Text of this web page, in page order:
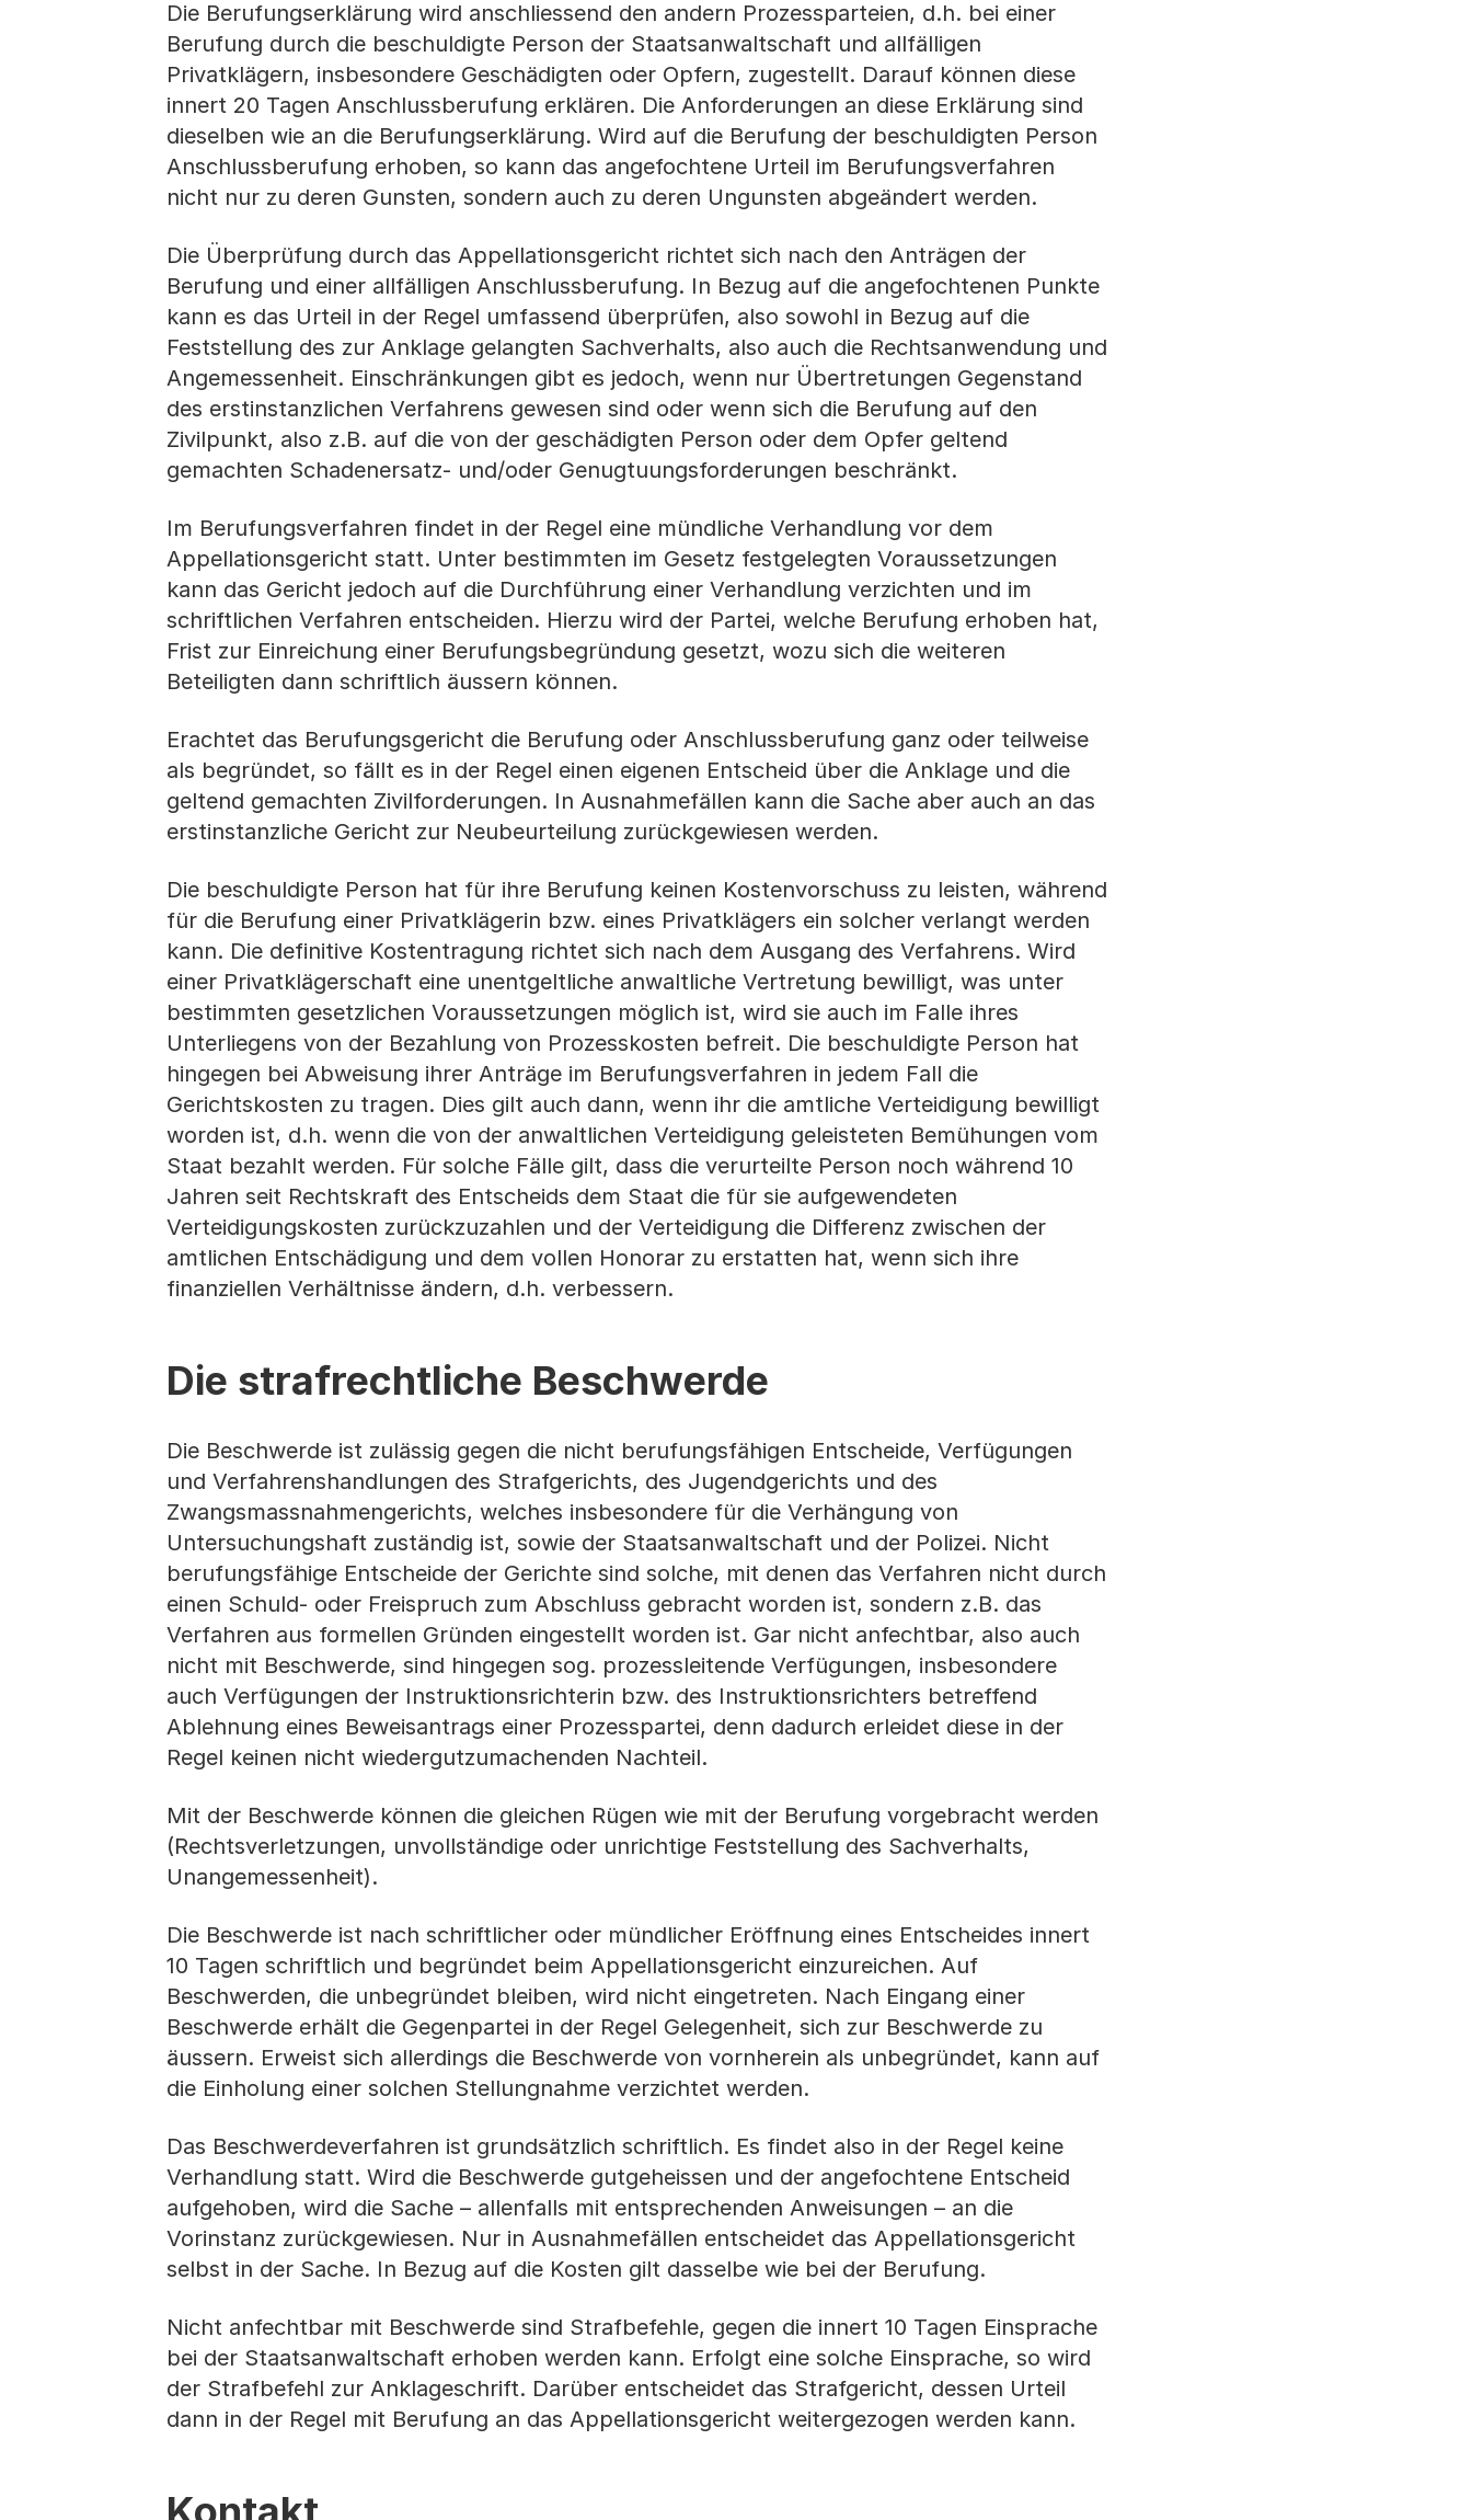
Die Berufungserklärung wird anschliessend den andern Prozessparteien, d.h. bei einer
Berufung durch die beschuldigte Person der Staatsanwaltschaft und allfälligen
Privatklägern, insbesondere Geschädigten oder Opfern, zugestellt. Darauf können diese
innert 20 Tagen Anschlussberufung erklären. Die Anforderungen an diese Erklärung sind
dieselben wie an die Berufungserklärung. Wird auf die Berufung der beschuldigten Person
Anschlussberufung erhoben, so kann das angefochtene Urteil im Berufungsverfahren
nicht nur zu deren Gunsten, sondern auch zu deren Ungunsten abgeändert werden.
Die Überprüfung durch das Appellationsgericht richtet sich nach den Anträgen der
Berufung und einer allfälligen Anschlussberufung. In Bezug auf die angefochtenen Punkte
kann es das Urteil in der Regel umfassend überprüfen, also sowohl in Bezug auf die
Feststellung des zur Anklage gelangten Sachverhalts, also auch die Rechtsanwendung und
Angemessenheit. Einschränkungen gibt es jedoch, wenn nur Übertretungen Gegenstand
des erstinstanzlichen Verfahrens gewesen sind oder wenn sich die Berufung auf den
Zivilpunkt, also z.B. auf die von der geschädigten Person oder dem Opfer geltend
gemachten Schadenersatz- und/oder Genugtuungsforderungen beschränkt.
Im Berufungsverfahren findet in der Regel eine mündliche Verhandlung vor dem
Appellationsgericht statt. Unter bestimmten im Gesetz festgelegten Voraussetzungen
kann das Gericht jedoch auf die Durchführung einer Verhandlung verzichten und im
schriftlichen Verfahren entscheiden. Hierzu wird der Partei, welche Berufung erhoben hat,
Frist zur Einreichung einer Berufungsbegründung gesetzt, wozu sich die weiteren
Beteiligten dann schriftlich äussern können.
Erachtet das Berufungsgericht die Berufung oder Anschlussberufung ganz oder teilweise
als begründet, so fällt es in der Regel einen eigenen Entscheid über die Anklage und die
geltend gemachten Zivilforderungen. In Ausnahmefällen kann die Sache aber auch an das
erstinstanzliche Gericht zur Neubeurteilung zurückgewiesen werden.
Die beschuldigte Person hat für ihre Berufung keinen Kostenvorschuss zu leisten, während
für die Berufung einer Privatklägerin bzw. eines Privatklägers ein solcher verlangt werden
kann. Die definitive Kostentragung richtet sich nach dem Ausgang des Verfahrens. Wird
einer Privatklägerschaft eine unentgeltliche anwaltliche Vertretung bewilligt, was unter
bestimmten gesetzlichen Voraussetzungen möglich ist, wird sie auch im Falle ihres
Unterliegens von der Bezahlung von Prozesskosten befreit. Die beschuldigte Person hat
hingegen bei Abweisung ihrer Anträge im Berufungsverfahren in jedem Fall die
Gerichtskosten zu tragen. Dies gilt auch dann, wenn ihr die amtliche Verteidigung bewilligt
worden ist, d.h. wenn die von der anwaltlichen Verteidigung geleisteten Bemühungen vom
Staat bezahlt werden. Für solche Fälle gilt, dass die verurteilte Person noch während 10
Jahren seit Rechtskraft des Entscheids dem Staat die für sie aufgewendeten
Verteidigungskosten zurückzuzahlen und der Verteidigung die Differenz zwischen der
amtlichen Entschädigung und dem vollen Honorar zu erstatten hat, wenn sich ihre
finanziellen Verhältnisse ändern, d.h. verbessern.
Die strafrechtliche Beschwerde
Die Beschwerde ist zulässig gegen die nicht berufungsfähigen Entscheide, Verfügungen
und Verfahrenshandlungen des Strafgerichts, des Jugendgerichts und des
Zwangsmassnahmengerichts, welches insbesondere für die Verhängung von
Untersuchungshaft zuständig ist, sowie der Staatsanwaltschaft und der Polizei. Nicht
berufungsfähige Entscheide der Gerichte sind solche, mit denen das Verfahren nicht durch
einen Schuld- oder Freispruch zum Abschluss gebracht worden ist, sondern z.B. das
Verfahren aus formellen Gründen eingestellt worden ist. Gar nicht anfechtbar, also auch
nicht mit Beschwerde, sind hingegen sog. prozessleitende Verfügungen, insbesondere
auch Verfügungen der Instruktionsrichterin bzw. des Instruktionsrichters betreffend
Ablehnung eines Beweisantrags einer Prozesspartei, denn dadurch erleidet diese in der
Regel keinen nicht wiedergutzumachenden Nachteil.
Mit der Beschwerde können die gleichen Rügen wie mit der Berufung vorgebracht werden
(Rechtsverletzungen, unvollständige oder unrichtige Feststellung des Sachverhalts,
Unangemessenheit).
Die Beschwerde ist nach schriftlicher oder mündlicher Eröffnung eines Entscheides innert
10 Tagen schriftlich und begründet beim Appellationsgericht einzureichen. Auf
Beschwerden, die unbegründet bleiben, wird nicht eingetreten. Nach Eingang einer
Beschwerde erhält die Gegenpartei in der Regel Gelegenheit, sich zur Beschwerde zu
äussern. Erweist sich allerdings die Beschwerde von vornherein als unbegründet, kann auf
die Einholung einer solchen Stellungnahme verzichtet werden.
Das Beschwerdeverfahren ist grundsätzlich schriftlich. Es findet also in der Regel keine
Verhandlung statt. Wird die Beschwerde gutgeheissen und der angefochtene Entscheid
aufgehoben, wird die Sache – allenfalls mit entsprechenden Anweisungen – an die
Vorinstanz zurückgewiesen. Nur in Ausnahmefällen entscheidet das Appellationsgericht
selbst in der Sache. In Bezug auf die Kosten gilt dasselbe wie bei der Berufung.
Nicht anfechtbar mit Beschwerde sind Strafbefehle, gegen die innert 10 Tagen Einsprache
bei der Staatsanwaltschaft erhoben werden kann. Erfolgt eine solche Einsprache, so wird
der Strafbefehl zur Anklageschrift. Darüber entscheidet das Strafgericht, dessen Urteil
dann in der Regel mit Berufung an das Appellationsgericht weitergezogen werden kann.